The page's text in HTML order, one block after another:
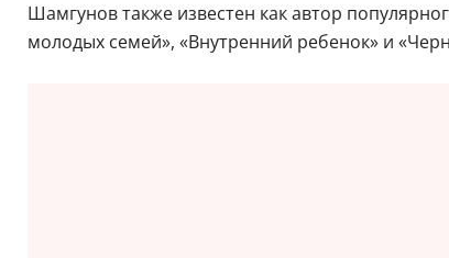
Шамгунов также известен как автор
молодых семей», «Внутренний ребенок» и